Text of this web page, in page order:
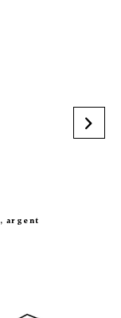
argent